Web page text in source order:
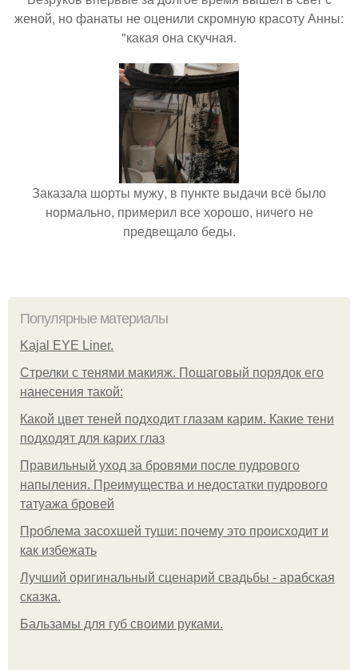
женой, но фанаты не оценили скромную красоту Анны:
"какая она скучная.
Заказала шорты мужу, в пункте выдачи всё было
нормально, примерил все хорошо, ничего не
предвещало беды.
Популярные материалы
Kajal EYE Liner.
Стрелки с тенями макияж. Пошаговый порядок его
нанесения такой:
Какой цвет теней подходит глазам карим. Какие тени
подходят для карих глаз
Правильный уход за бровями после пудрового
напыления. Преимущества и недостатки пудрового
татуажа бровей
Проблема засохшей туши: почему это происходит и
как избежать
Лучший оригинальный сценарий свадьбы - арабская
сказка.
Бальзамы для губ своими руками.